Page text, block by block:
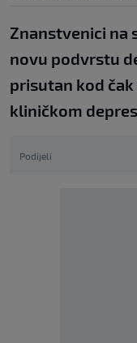
Znanstvenici na
novu podvrstu
prisutan kod
kliničkom
Podijeli